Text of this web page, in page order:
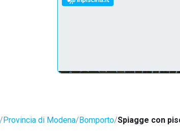
Provincia di Modena Bomporto Spiagge con